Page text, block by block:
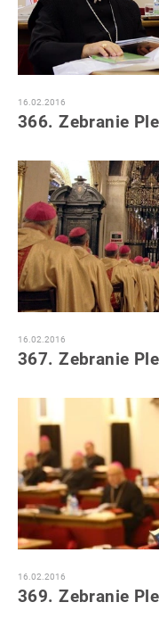
16.02.2016
366. Zebranie
16.02.2016
367. Zebranie
16.02.2016
369. Zebranie